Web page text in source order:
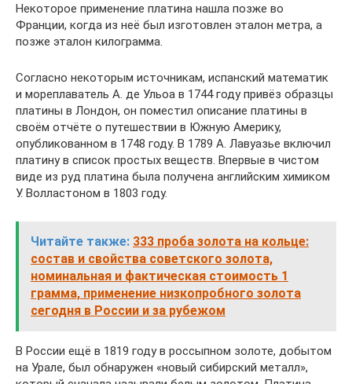
Некоторое применение платина нашла позже во
Франции, когда из неё был изготовлен эталон метра, а
позже эталон килограмма.
Согласно некоторым источникам, испанский математик
и мореплаватель А. де Ульоа в 1744 году привёз образцы
платины в Лондон, он поместил описание платины в
своём отчёте о путешествии в Южную Америку,
опубликованном в 1748 году. В 1789 А. Лавуазье включил
платину в список простых веществ. Впервые в чистом
виде из руд платина была получена английским химиком
У. Волластоном в 1803 году.
Читайте также: 333 проба золота на кольце:
состав и свойства советского золота,
номинальная и фактическая стоимость 1
грамма, применение низкопробного золота
сегодня в России и за рубежом
В России ещё в 1819 году в россыпном золоте, добытом
на Урале, был обнаружен «новый сибирский металл»,